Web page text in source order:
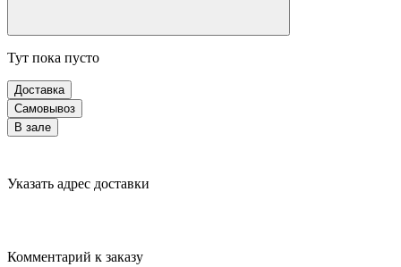
Тут пока пусто
Доставка
Самовывоз
В зале
Указать адрес доставки
Комментарий к заказу